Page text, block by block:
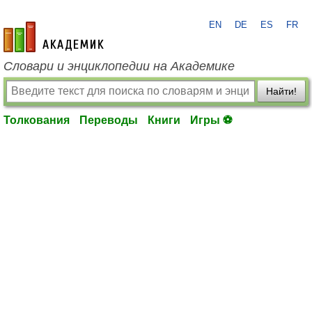
academic.ru
EN DE ES FR
Словари и энциклопедии на Академике
Найти!
Толкования Переводы Книги Игры ⚽